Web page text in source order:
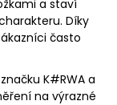
a staví
Díky
často
K#RWA a
na výrazné